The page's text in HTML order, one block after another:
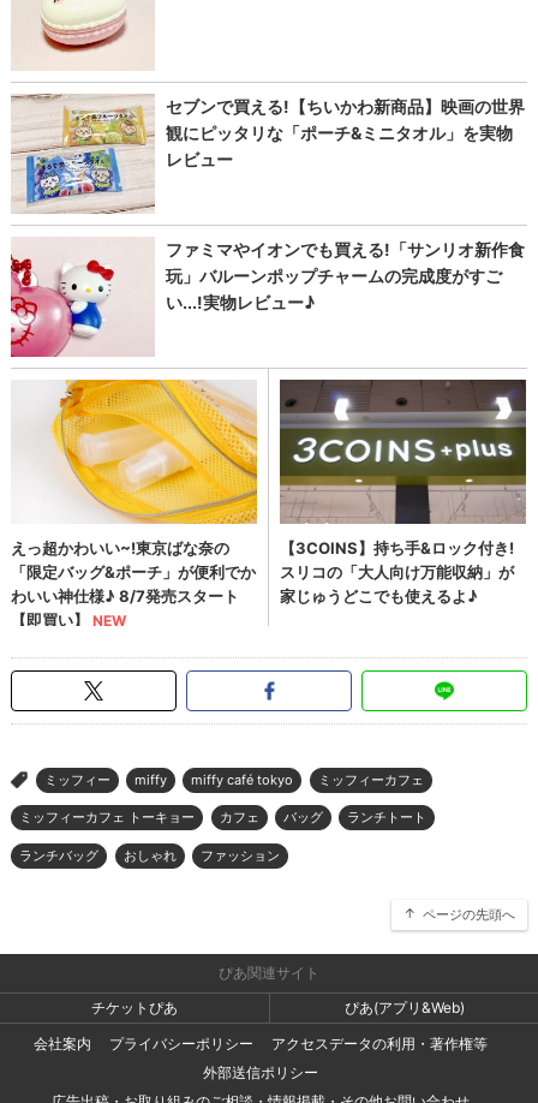
> ミッフィー miffy miffy café tokyo ミッフィーカフェ
ミッフィーカフェ トーキョー カフェ バッグ ランチトート
ランチバッグ おしゃれ ファッション
ページの先頭へ
ぴあ関連サイト
チケットぴあ
ぴあ(アプリ&Web)
会社案内
プライバシーポリシー
アクセスデータの利用・著作権等
外部送信ポリシー